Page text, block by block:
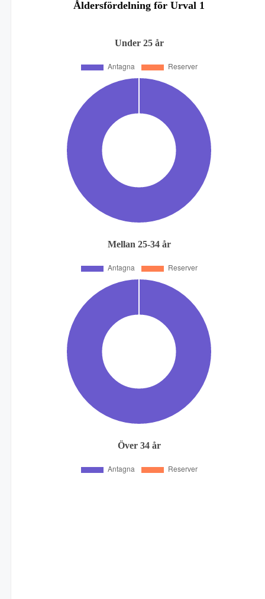
Åldersfördelning för Urval 1
Under 25 år
Mellan 25-34 år
Över 34 år